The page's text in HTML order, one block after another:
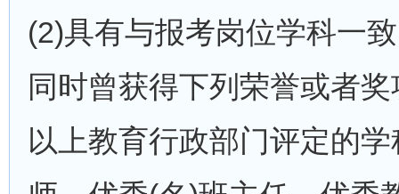
(2)具有与报考岗位学科一
同时曾获得下列荣誉或者
以上教育行政部门评定的